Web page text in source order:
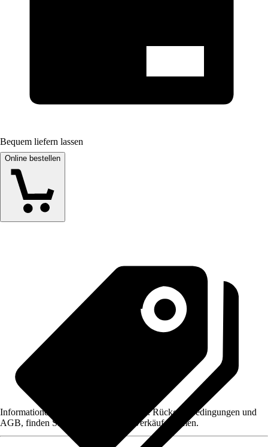
Bequem liefern lassen
Online bestellen
Informationen des Verkäufers, wie z. B. Rückgabebedingungen und
AGB, finden Sie bei Klick auf den Verkäufernamen.